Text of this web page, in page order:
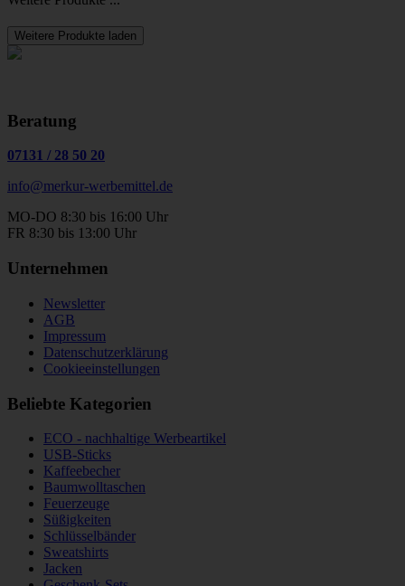
Weitere Produkte laden
Beratung
07131 / 28 50 20
info@merkur-werbemittel.de
MO-DO 8:30 bis 16:00 Uhr
FR 8:30 bis 13:00 Uhr
Unternehmen
Newsletter
AGB
Impressum
Datenschutzerklärung
Cookieeinstellungen
Beliebte Kategorien
ECO - nachhaltige Werbeartikel
USB-Sticks
Kaffeebecher
Baumwolltaschen
Feuerzeuge
Süßigkeiten
Schlüsselbänder
Sweatshirts
Jacken